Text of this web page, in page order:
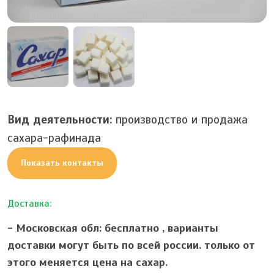
Вид деятельности: производство и продажа
сахара-рафинада
Показать контакты
Доставка:
- Московская обл: бесплатно , варианты
доставки могут быть по всей россии. только от
этого меняется цена на сахар.